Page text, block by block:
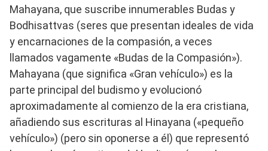
Mahayana, que suscribe innumerables Budas y
Bodhisattvas (seres que presentan ideales de vida
y encarnaciones de la compasión, a veces
llamados vagamente «Budas de la Compasión»).
Mahayana (que significa «Gran vehículo») es la
parte principal del budismo y evolucionó
aproximadamente al comienzo de la era cristiana,
añadiendo sus escrituras al Hinayana («pequeño
vehículo») (pero sin oponerse a él) que representó